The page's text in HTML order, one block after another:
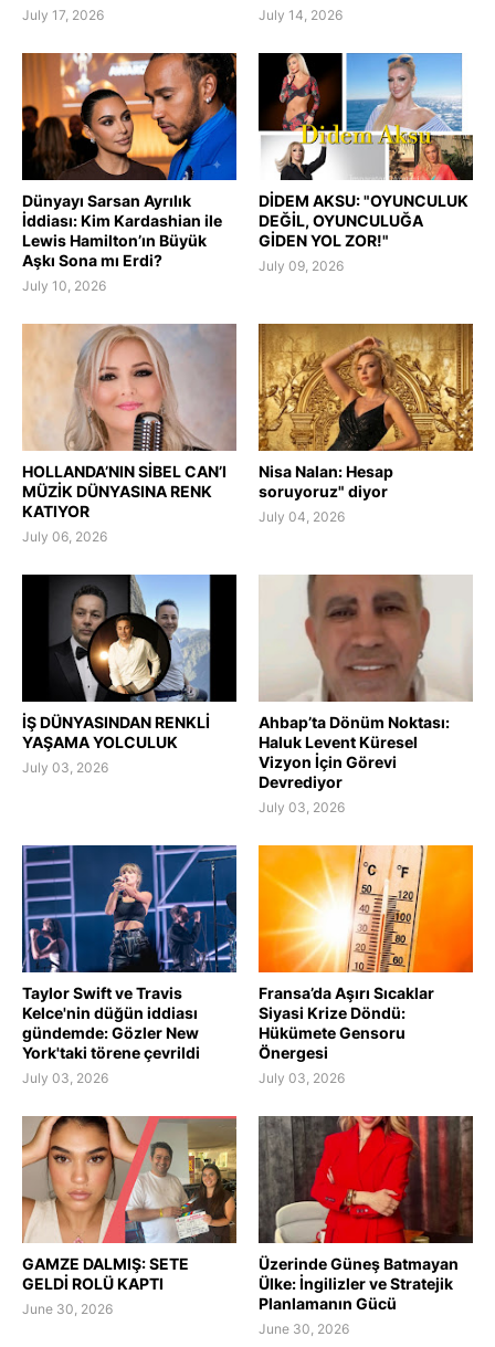
July 17, 2026 July 14, 2026
Dünyayı Sarsan Ayrılık
İddiası: Kim Kardashian ile
Lewis Hamilton’ın Büyük
Aşkı Sona mı Erdi?
July 10, 2026
DİDEM AKSU: "OYUNCULUK
DEĞİL, OYUNCULUĞA
GİDEN YOL ZOR!"
July 09, 2026
HOLLANDA’NIN SİBEL CAN’I
MÜZİK DÜNYASINA RENK
KATIYOR
July 06, 2026
Nisa Nalan: Hesap
soruyoruz" diyor
July 04, 2026
İŞ DÜNYASINDAN RENKLİ
YAŞAMA YOLCULUK
July 03, 2026
Ahbap’ta Dönüm Noktası:
Haluk Levent Küresel
Vizyon İçin Görevi
Devrediyor
July 03, 2026
Taylor Swift ve Travis
Kelce'nin düğün iddiası
gündemde: Gözler New
York'taki törene çevrildi
July 03, 2026
Fransa’da Aşırı Sıcaklar
Siyasi Krize Döndü:
Hükümete Gensoru
Önergesi
July 03, 2026
GAMZE DALMIŞ: SETE
GELDİ ROLÜ KAPTI
June 30, 2026
Üzerinde Güneş Batmayan
Ülke: İngilizler ve Stratejik
Planlamanın Gücü
June 30, 2026